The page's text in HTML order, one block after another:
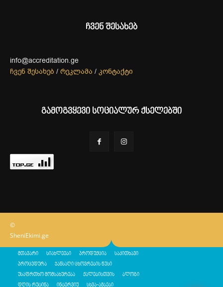
ჩვენ შესახებ
info@accreditation.ge
ჩვენ შესახებ / რეკლამა / კონტაქტი
გამოგვყევი სოციალურ ქსელებში
©
SheniEkimi.ge
მთავარი სიახლეები პროდუქცია საკითხავი
პროცედურა ჯანსაღი ცხოვრების წესი
უსაფრთხო მომსახურება ქალებისთვის ბლოგი
დღის რუტინა ინტერვიუ სხვა-ამბები